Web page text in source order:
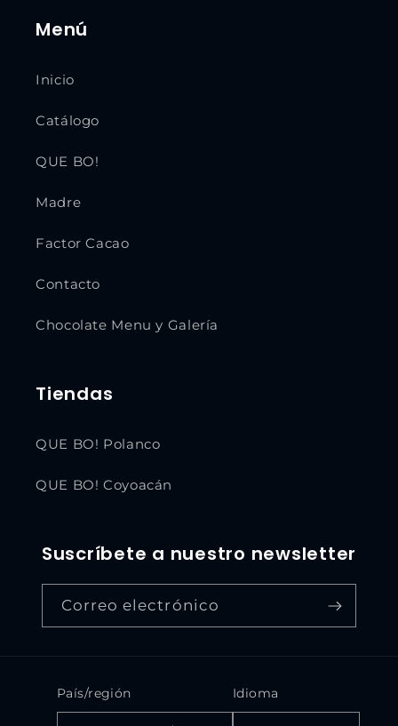
Menú
Inicio
Catálogo
QUE BO!
Madre
Factor Cacao
Contacto
Chocolate Menu y Galería
Tiendas
QUE BO! Polanco
QUE BO! Coyoacán
Suscríbete a nuestro newsletter
Correo electrónico
País/región Idioma